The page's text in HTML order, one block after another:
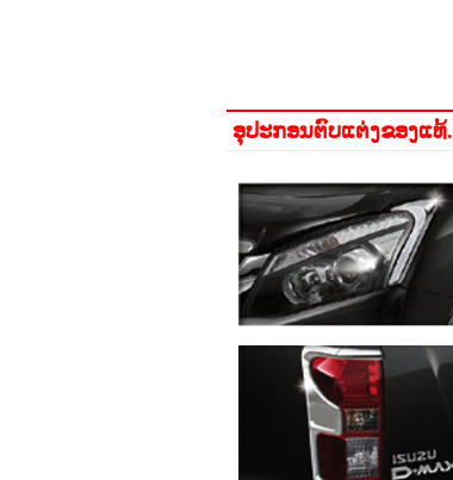
ອຸປະກອນຕົບແຕ່ງຂອງແທ້.